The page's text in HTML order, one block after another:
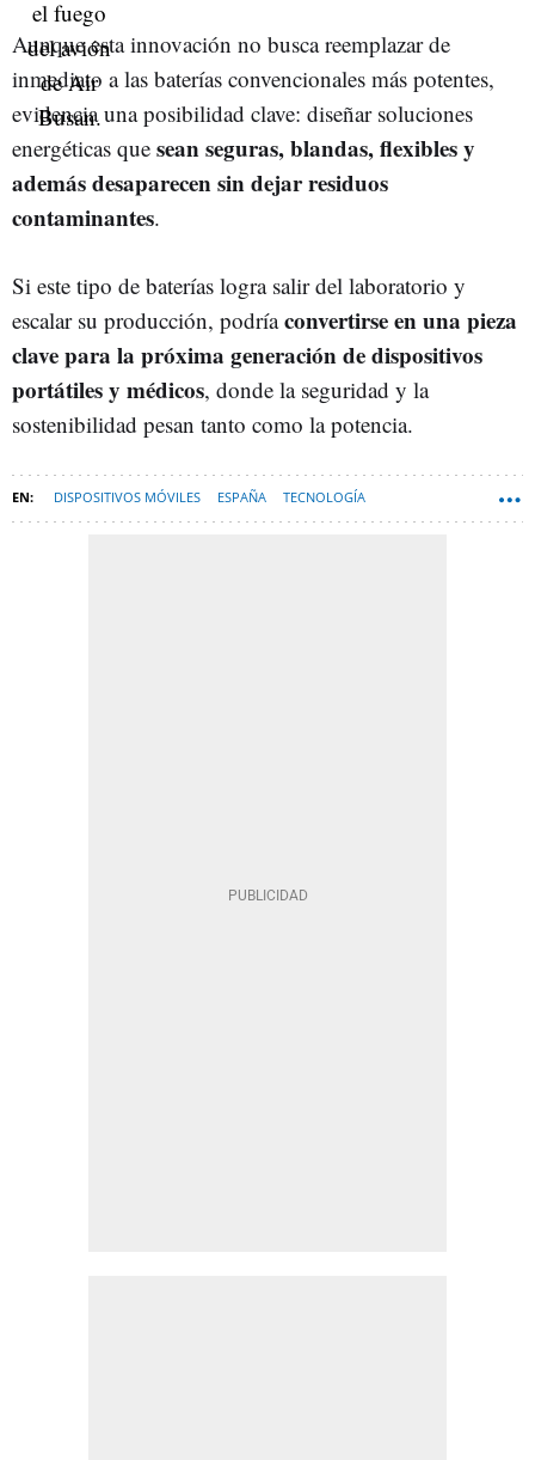
Aunque esta innovación no busca reemplazar de
inmediato a las baterías convencionales más potentes,
evidencia una posibilidad clave: diseñar soluciones
energéticas que sean seguras, blandas, flexibles y
además desaparecen sin dejar residuos
contaminantes.
Si este tipo de baterías logra salir del laboratorio y
escalar su producción, podríaconvertirse en una pieza
clave para la próxima generación de dispositivos
portátiles y médicos, donde la seguridad y la
sostenibilidad pesan tanto como la potencia.
DISPOSITIVOS MÓVILES ESPAÑA TECNOLOGÍA